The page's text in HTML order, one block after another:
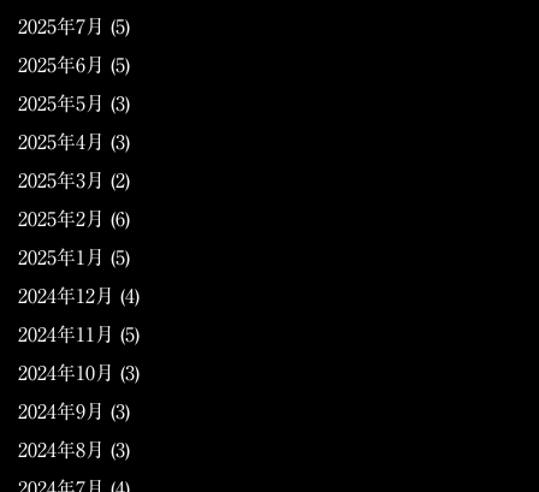
2025年7月 (5)
2025年6月 (5)
2025年5月 (3)
2025年4月 (3)
2025年3月 (2)
2025年2月 (6)
2025年1月 (5)
2024年12月 (4)
2024年11月 (5)
2024年10月 (3)
2024年9月 (3)
2024年8月 (3)